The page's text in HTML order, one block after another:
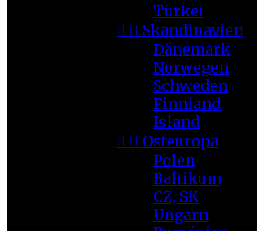
Türkei
  Skandinavien
Dänemark
Norwegen
Schweden
Finnland
Island
  Osteuropa
Polen
Baltikum
CZ, SK
Ungarn